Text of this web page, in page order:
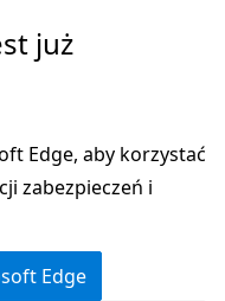
już
Edge, aby korzystać
zabezpieczeń i
Edge